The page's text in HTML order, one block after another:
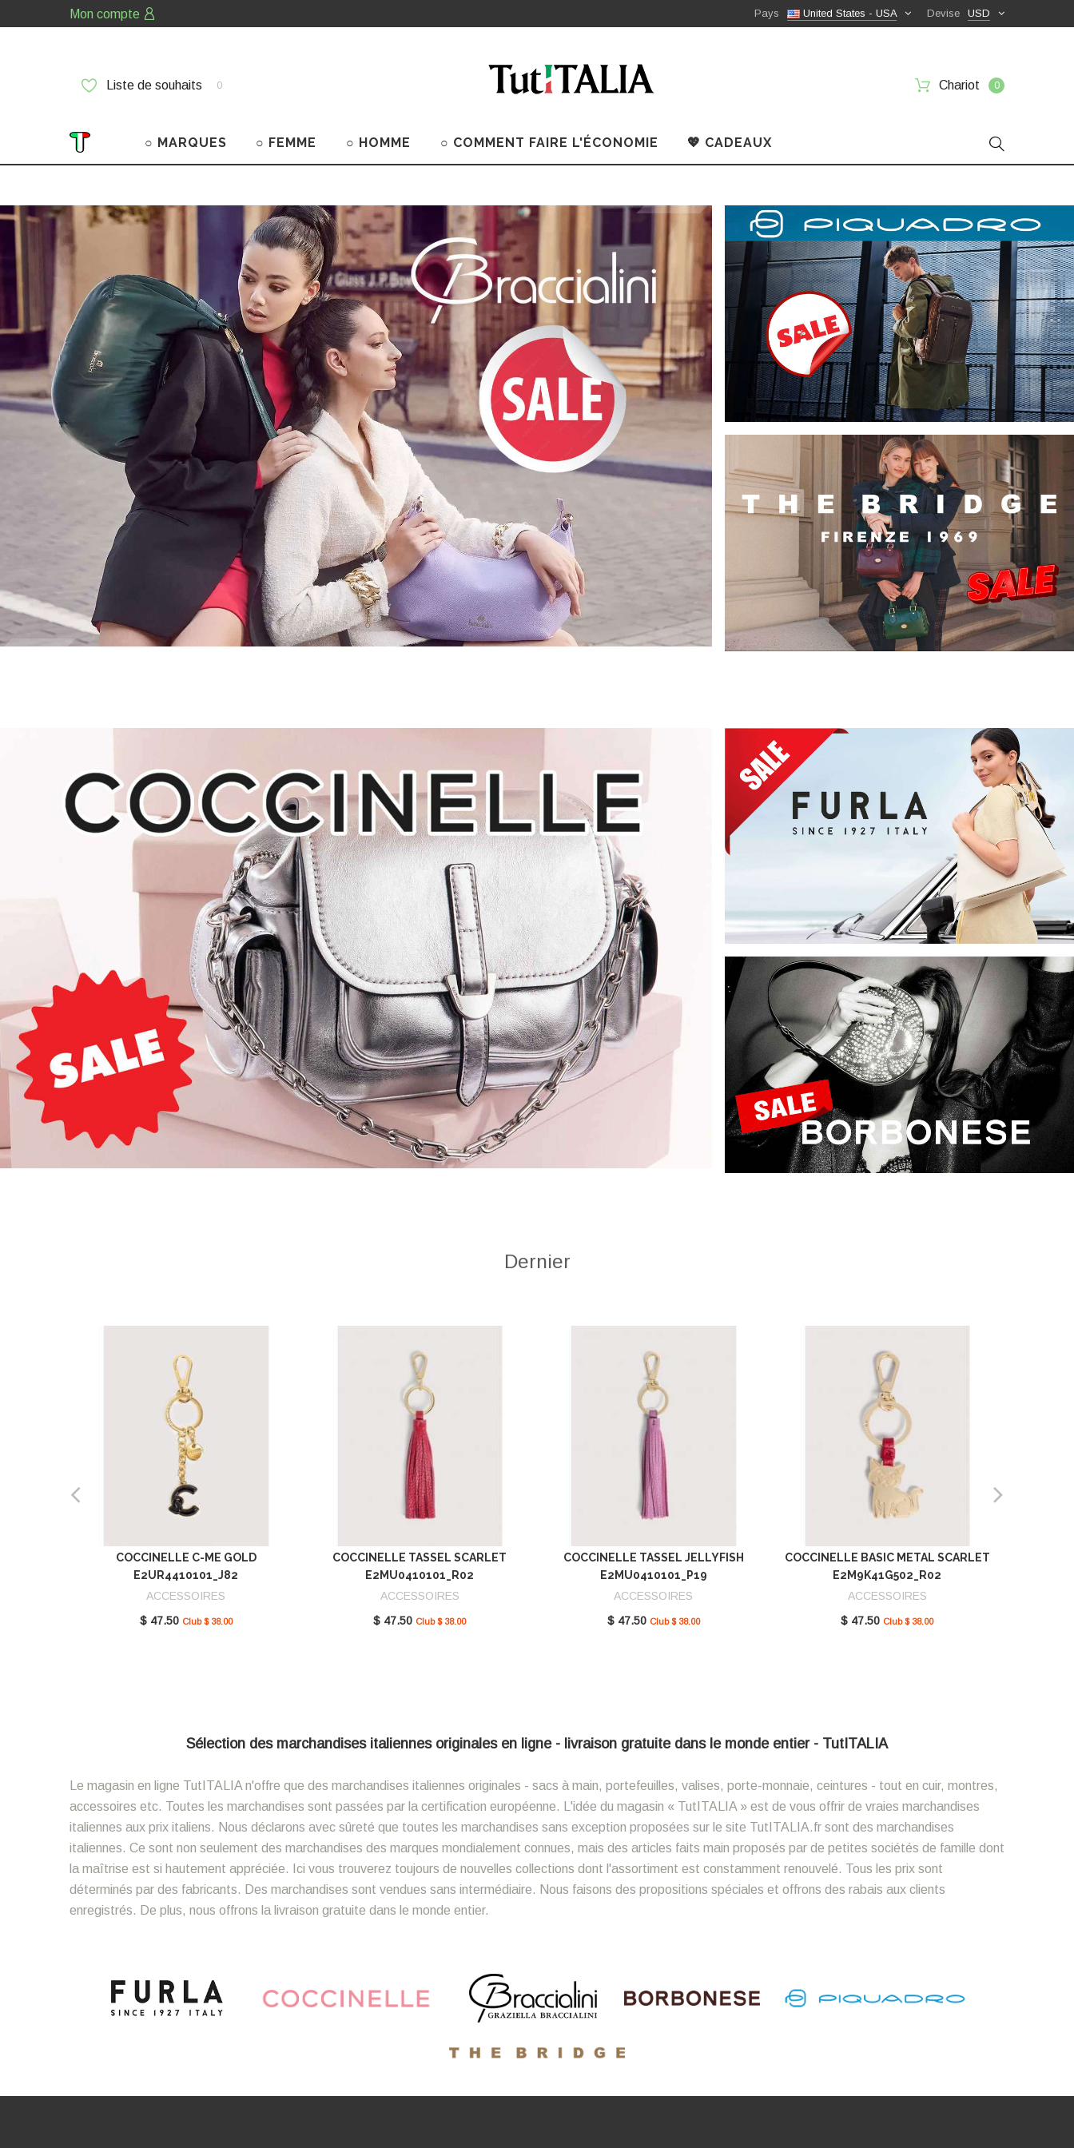
Mon compte USD
Devise
United States - USA
Pays
Liste de souhaits 0 Chariot 0
○ MARQUES ○ FEMME ○ HOMME ○ COMMENT FAIRE L'ÉCONOMIE 💖 CADEAUX
Dernier
COCCINELLE C-ME GOLD
E2UR4410101_J82
ACCESSOIRES
$ 47.50 Club $ 38.00
COCCINELLE TASSEL SCARLET
E2MU0410101_R02
ACCESSOIRES
$ 47.50 Club $ 38.00
COCCINELLE TASSEL JELLYFISH
E2MU0410101_P19
ACCESSOIRES
$ 47.50 Club $ 38.00
COCCINELLE BASIC METAL SCARLET
E2M9K41G502_R02
ACCESSOIRES
$ 47.50 Club $ 38.00
Sélection des marchandises italiennes originales en ligne - livraison gratuite dans le monde entier - TutITALIA
Le magasin en ligne TutITALIA n'offre que des marchandises italiennes originales - sacs à main, portefeuilles, valises, porte-monnaie, ceintures - tout en cuir, montres,
accessoires etc. Toutes les marchandises sont passées par la certification européenne. L'idée du magasin « TutITALIA » est de vous offrir de vraies marchandises
italiennes aux prix italiens. Nous déclarons avec sûreté que toutes les marchandises sans exception proposées sur le site TutITALIA.fr sont des marchandises
italiennes. Ce sont non seulement des marchandises des marques mondialement connues, mais des articles faits main proposés par de petites sociétés de famille dont
la maîtrise est si hautement appréciée. Ici vous trouverez toujours de nouvelles collections dont l'assortiment est constamment renouvelé. Tous les prix sont
déterminés par des fabricants. Des marchandises sont vendues sans intermédiaire. Nous faisons des propositions spéciales et offrons des rabais aux clients
enregistrés. De plus, nous offrons la livraison gratuite dans le monde entier.